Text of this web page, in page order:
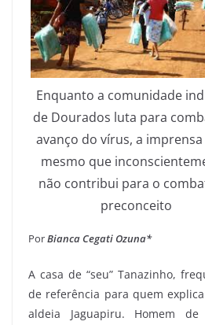
Enquanto a comunidade
de Dourados luta para
avanço do vírus, a imprensa
mesmo que
não contribui para o
preconceito
PorBianca Cegati Ozuna*
A casa de “seu” Tanazinho,
de referência para quem
aldeia Jaguapiru. Homem de